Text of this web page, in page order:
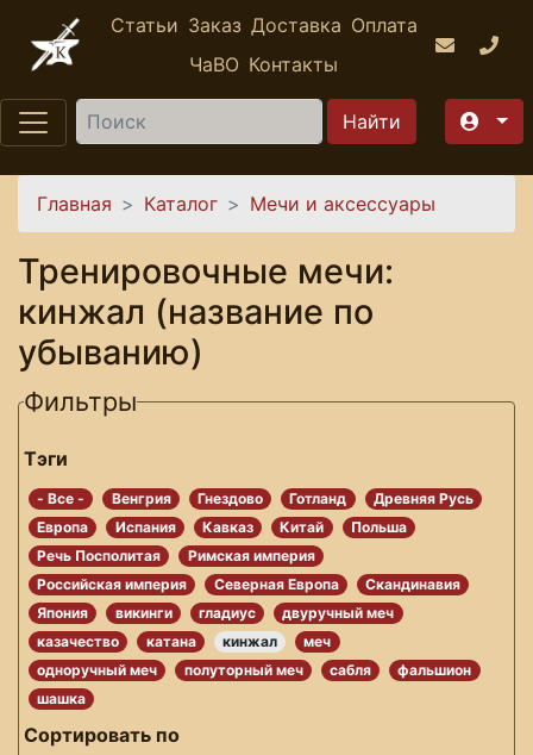
Перейти к основному содержанию
Статьи Заказ Доставка Оплата
ЧаВО Контакты
Найти
Вы здесь
Главная Каталог Мечи и аксессуары
Тренировочные мечи:
кинжал (название по
убыванию)
Фильтры
Тэги
- Все - Венгрия Гнездово Готланд
Древняя Русь
Европа
Испания Кавказ Китай
Польша
Речь Посполитая
Римская империя
Российская империя
Северная Европа
Скандинавия
Япония
викинги гладиус
двуручный меч
казачество
катана кинжал
меч
одноручный меч
полуторный меч сабля
фальшион
шашка
Сортировать по